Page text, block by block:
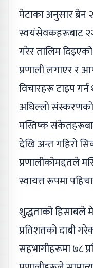
मेटाका अनुसार ब्रेन
स्वयंसेवकहरूबाट
गरेर तालिम
प्रणाली लगाएर र
विचारहरू टाइप गर्न
अघिल्लो संस्करणको
मस्तिष्क
देखि अन्त गहिरो
प्रणालीकोमद्दतले
स्वायत्त रूपमा
शुद्धताको हिसाबले
प्रतिशतको दाबी
सहभागीहरूमा ७८